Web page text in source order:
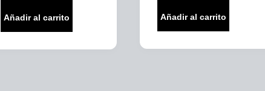
Añadir al carrito
was:
$710,000.
is:
$555,000.
Añadir al carrito